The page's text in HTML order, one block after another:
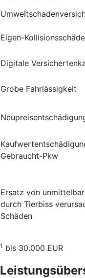
Eigen-
Digitale
Grobe Fahrlässigkeit
Gebraucht-Pkw
Ersatz von unmittelbar
durch Tierbiss
Schäden
1 bis 30.000 EUR